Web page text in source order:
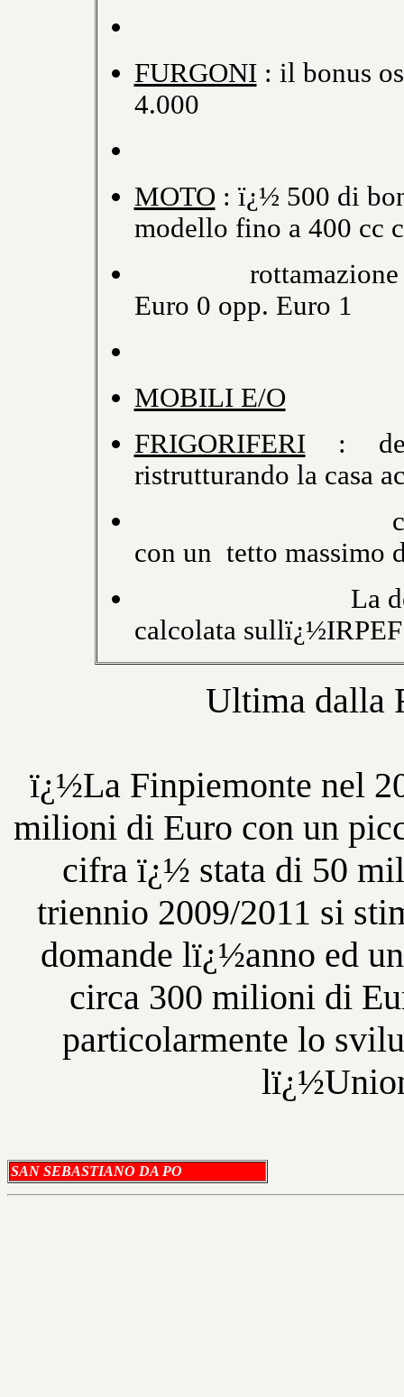
FURGONI: il bonus
4.000
MOTO : ï¿½ 500 di
modello fino a 400 cc
rottamazione di
Euro 0 opp. Euro 1
MOBILI E/O
FRIGORIFERI:
ristrutturando la casa
cucina,
con un tetto massimo
La
calcolata sullï¿½IRPEF
Ultima dalla
ï¿½La Finpiemonte nel
milioni di Euro con un
cifra ï¿½ stata di 50
triennio 2009/2011 si
domande lï¿½anno ed
circa 300 milioni di
particolarmente lo
SAN SEBASTIANO DA PO